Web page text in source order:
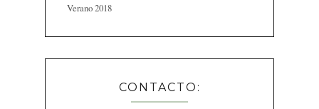
Verano 2018
CONTACTO: